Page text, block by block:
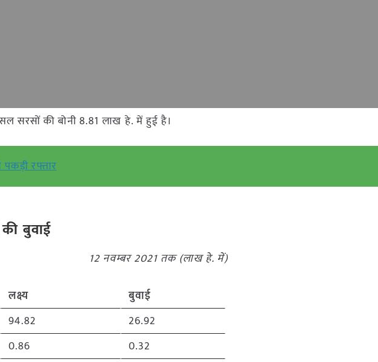
सरसों की बोनी 8.81 लाख हे. में हुई है।
पकड़ी रफ्तार
बुवाई
12 नवम्बर 2021 तक (लाख हे. में)
लक्ष्य
बुवाई
94.82
26.92
0.86
0.32